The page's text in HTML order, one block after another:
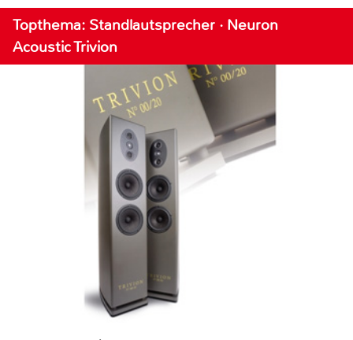
Topthema: Standlautsprecher · Neuron
Acoustic Trivion